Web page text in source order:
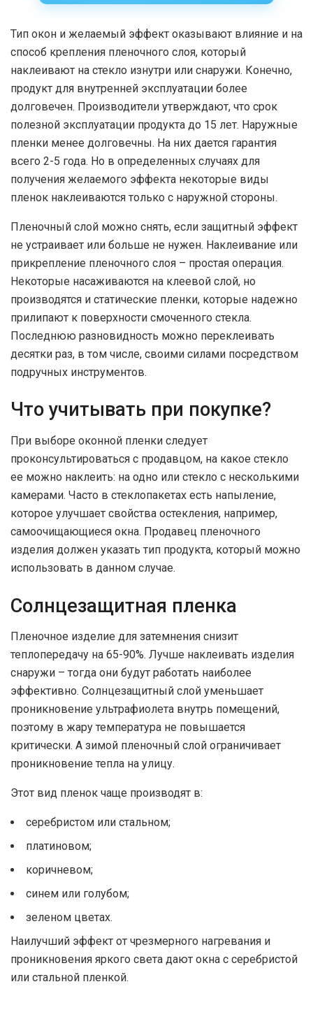
Тип окон и желаемый эффект оказывают влияние и на
способ крепления пленочного слоя, который
наклеивают на стекло изнутри или снаружи. Конечно,
продукт для внутренней эксплуатации более
долговечен. Производители утверждают, что срок
полезной эксплуатации продукта до 15 лет. Наружные
пленки менее долговечны. На них дается гарантия
всего 2-5 года. Но в определенных случаях для
получения желаемого эффекта некоторые виды
пленок наклеиваются только с наружной стороны.
Пленочный слой можно снять, если защитный эффект
не устраивает или больше не нужен. Наклеивание или
прикрепление пленочного слоя – простая операция.
Некоторые насаживаются на клеевой слой, но
производятся и статические пленки, которые надежно
прилипают к поверхности смоченного стекла.
Последнюю разновидность можно переклеивать
десятки раз, в том числе, своими силами посредством
подручных инструментов.
Что учитывать при покупке?
При выборе оконной пленки следует
проконсультироваться с продавцом, на какое стекло
ее можно наклеить: на одно или стекло с несколькими
камерами. Часто в стеклопакетах есть напыление,
которое улучшает свойства остекления, например,
самоочищающиеся окна. Продавец пленочного
изделия должен указать тип продукта, который можно
использовать в данном случае.
Солнцезащитная пленка
Пленочное изделие для затемнения снизит
теплопередачу на 65-90%. Лучше наклеивать изделия
снаружи – тогда они будут работать наиболее
эффективно. Солнцезащитный слой уменьшает
проникновение ультрафиолета внутрь помещений,
поэтому в жару температура не повышается
критически. А зимой пленочный слой ограничивает
проникновение тепла на улицу.
Этот вид пленок чаще производят в:
серебристом или стальном;
платиновом;
коричневом;
синем или голубом;
зеленом цветах.
Наилучший эффект от чрезмерного нагревания и
проникновения яркого света дают окна с серебристой
или стальной пленкой.